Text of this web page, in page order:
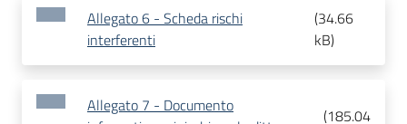
Allegato 6 - Scheda rischi
interferenti
(34.66
kB)
Allegato 7 - Documento
(185.04